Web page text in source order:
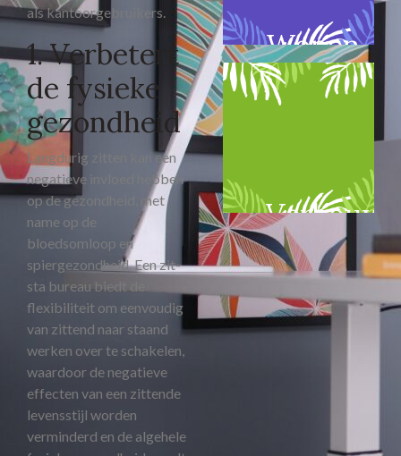
als kantoorgebruikers.
1. Verbetert
de fysieke
gezondheid
Langdurig zitten kan een
negatieve invloed hebben
op de gezondheid, met
name op de
bloedsomloop en
spiergezondheid. Een zit-
sta bureau biedt de
flexibiliteit om eenvoudig
van zittend naar staand
werken over te schakelen,
waardoor de negatieve
effecten van een zittende
levensstijl worden
verminderd en de algehele
Wonen